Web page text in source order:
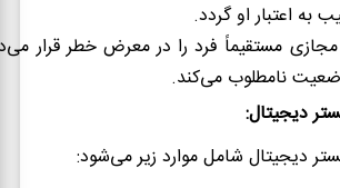
به اعتبار او گردد.
مستقیماً فرد را در معرض خطر قرار
نامطلوب می‌کند.
دیجیتال:
دیجیتال شامل موارد زیر می‌شود: